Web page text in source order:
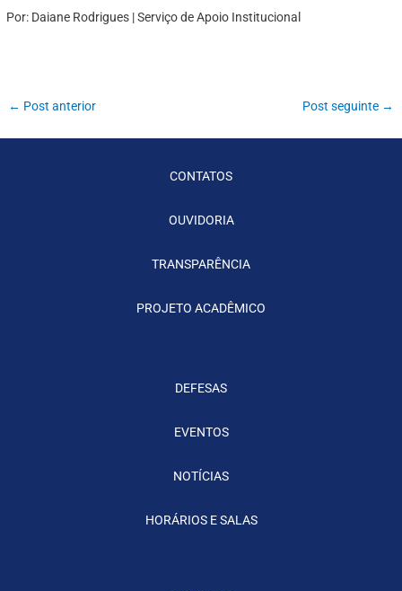
Por: Daiane Rodrigues | Serviço de Apoio Institucional
← Post anterior Post seguinte →
CONTATOS
OUVIDORIA
TRANSPARÊNCIA
PROJETO ACADÊMICO
DEFESAS
EVENTOS
NOTÍCIAS
HORÁRIOS E SALAS